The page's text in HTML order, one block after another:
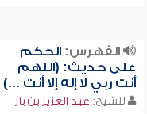
الفهرس:الحكم
على حديث: (اللهم
أنت ربي لا إله إلا أنت ...)
للشيخ: عبد العزيز بن باز